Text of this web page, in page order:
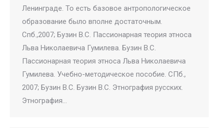
Ленинграде. То есть базовое антропологическое
образование было вполне достаточным.
Спб.,2007; Бузин В.С. Пассионарная теория этноса
Льва Николаевича Гумилева. Бузин В.С.
Пассионарная теория этноса Льва Николаевича
Гумилева. Учебно-методическое пособие. СПб.,
2007; Бузин В.С. Бузин B.C. Этнография русских.
Этнография…